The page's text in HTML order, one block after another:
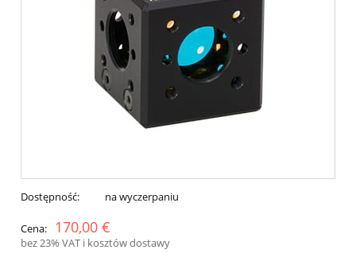
Dostępność: na wyczerpaniu
Cena: 170,00 €
bez 23% VAT i kosztów dostawy